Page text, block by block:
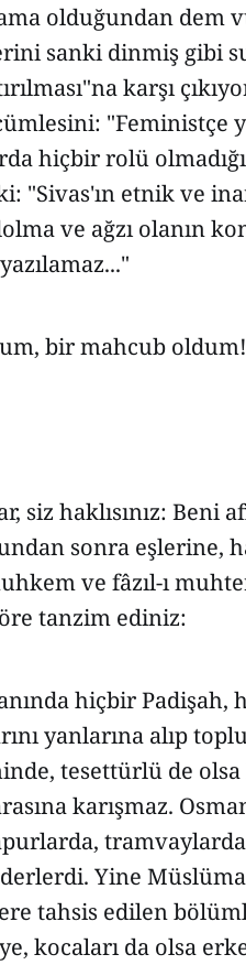
olduğundan dem
sanki dinmiş gibi
karşı
"Feministçe
hiçbir rolü
"Sivas'ın etnik ve
ve ağzı olanın
bir mahcub
siz haklısınız: Beni
sonra eşlerine,
ve fâzıl-ı
tanzim ediniz:
hiçbir Padişah,
yanlarına alıp
tesettürlü de
karışmaz.
Yine
tahsis edilen
kocaları da olsa